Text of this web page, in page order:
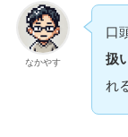
なかやす
口
扱
れ